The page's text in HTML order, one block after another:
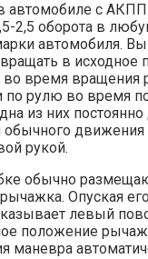
автомобиле с АКПП
2,5 оборота в
автомобиля.
в исходное
время вращения
по рулю во время
из них
обычного
рукой.
обычно
Опуская
левый
положение
маневра